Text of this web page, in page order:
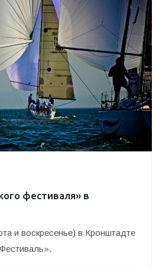
фестиваля» в
и воскресенье) в Кронштадте